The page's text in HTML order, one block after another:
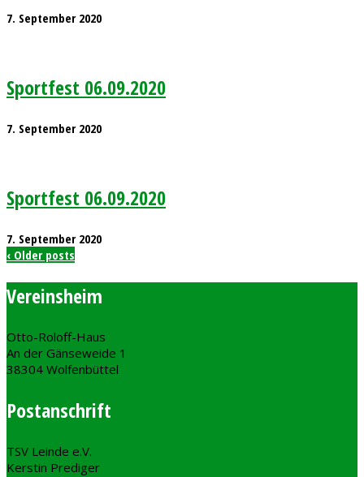
7. September 2020
Sportfest 06.09.2020
7. September 2020
Sportfest 06.09.2020
7. September 2020
‹ Older posts
Vereinsheim
Otto-Roloff-Haus
An der Gänseweide 1
38304 Wolfenbüttel
Postanschrift
TSV Leinde e.V.
Kerstin Prediger